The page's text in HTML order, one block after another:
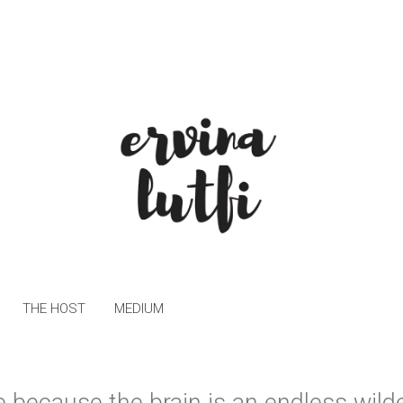
THE HOST MEDIUM